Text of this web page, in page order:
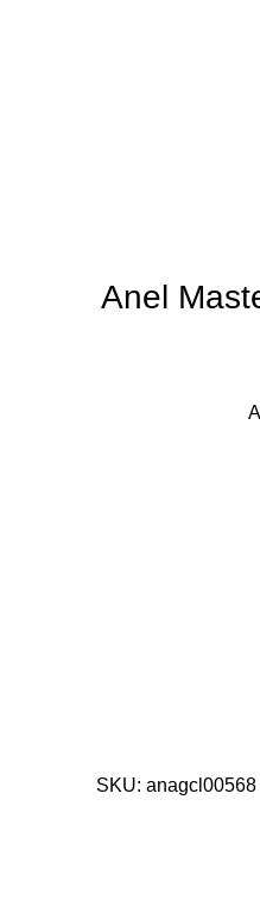
Anel
SKU: anagcl00568